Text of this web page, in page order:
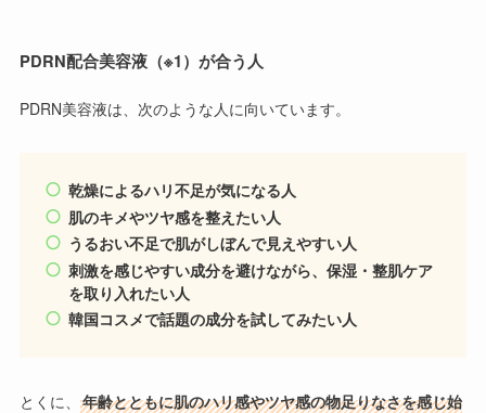
PDRN配合美容液（※1）が合う人
PDRN美容液は、次のような人に向いています。
乾燥によるハリ不足が気になる人
肌のキメやツヤ感を整えたい人
うるおい不足で肌がしぼんで見えやすい人
刺激を感じやすい成分を避けながら、保湿・整肌ケア
を取り入れたい人
韓国コスメで話題の成分を試してみたい人
とくに、 年齢とともに肌のハリ感やツヤ感の物足りなさを感じ始